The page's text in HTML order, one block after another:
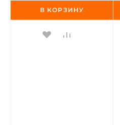
В КОРЗИНУ